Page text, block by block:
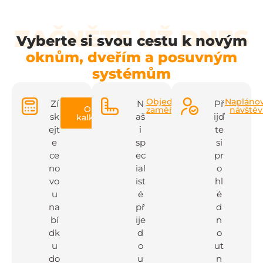
ZAČNĚTE UŽ DNES
Vyberte si svou cestu k novým
oknům, dveřím a posuvným
systémům
Zí
sk
ejt
e
ce
no
vo
u
na
bí
dk
u
do
Online
kalkulačka
N
aš
i
sp
ec
ial
ist
é
př
ije
d
o
u
Objednat
zaměření
Př
ijď
te
si
pr
o
hl
é
d
n
o
ut
n